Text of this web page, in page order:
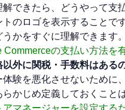
解できたら、どうやって
トのロゴを表示することで
かをすぐに理解できます。
の支払い方法を有
以外に関税・手数料はある
体験を悪化させないため
かじめ定義しておくこと
マネージャーを設定するだ